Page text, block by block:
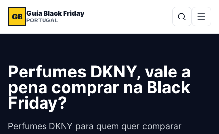
GB Guia Black Friday
PORTUGAL
Perfumes DKNY, vale a
pena comprar na Black
Friday?
Perfumes DKNY para quem quer comparar